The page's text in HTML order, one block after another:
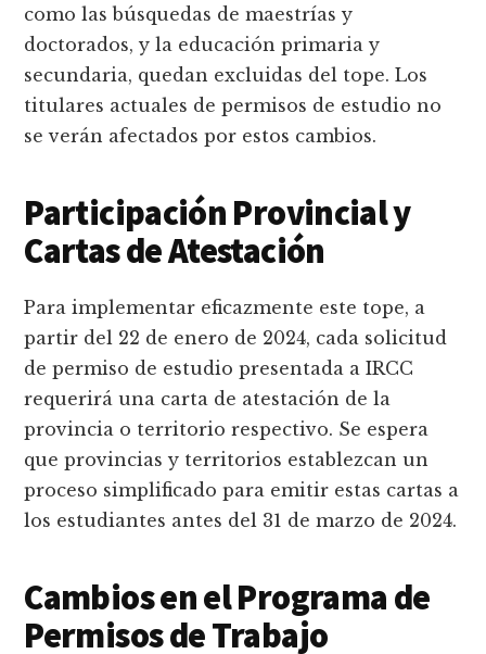
como las búsquedas de maestrías y
doctorados, y la educación primaria y
secundaria, quedan excluidas del tope. Los
titulares actuales de permisos de estudio no
se verán afectados por estos cambios.
Participación Provincial y
Cartas de Atestación
Para implementar eficazmente este tope, a
partir del 22 de enero de 2024, cada solicitud
de permiso de estudio presentada a IRCC
requerirá una carta de atestación de la
provincia o territorio respectivo. Se espera
que provincias y territorios establezcan un
proceso simplificado para emitir estas cartas a
los estudiantes antes del 31 de marzo de 2024.
Cambios en el Programa de
Permisos de Trabajo